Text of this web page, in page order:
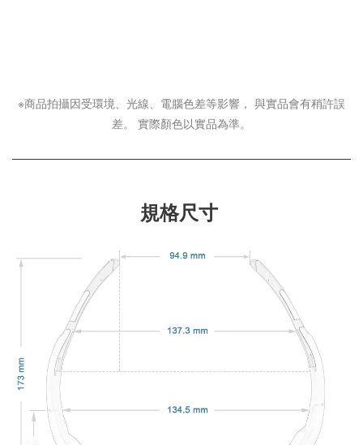
※商品拍攝因受環境、光線、電腦色差等影響 ， 與實品會有稍許誤
差。 實際顏色以實品為準。
規格尺寸